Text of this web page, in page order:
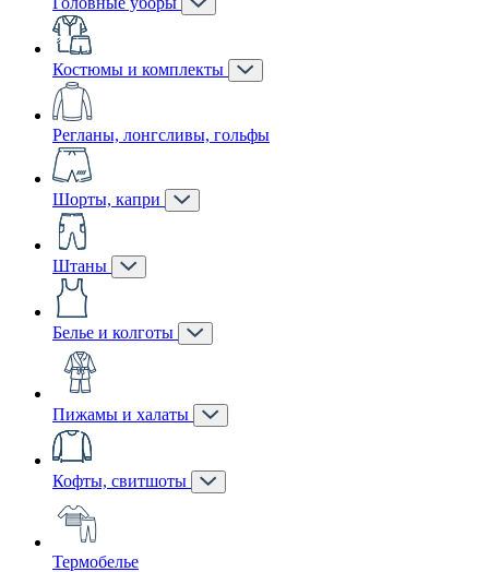
Костюмы и комплекты
Регланы, лонгсливы, гольфы
Шорты, капри
Штаны
Белье и колготы
Пижамы и халаты
Кофты, свитшоты
Термобелье